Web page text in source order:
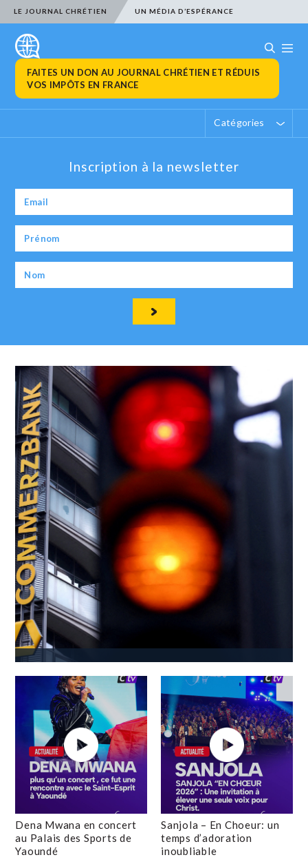
LE JOURNAL CHRÉTIEN UN MÉDIA D’ESPÉRANCE
FAITES UN DON AU JOURNAL CHRÉTIEN ET RÉDUIS
VOS IMPÔTS EN FRANCE
Catégories
Inscription à la newsletter
Dena Mwana en concert
au Palais des Sports de
Yaoundé
Sanjola – En Choeur: un
temps d’adoration
inoubliable